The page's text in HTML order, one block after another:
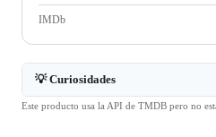
IMDb
💡 Curiosidades
Este producto usa la API de TMDB pero no